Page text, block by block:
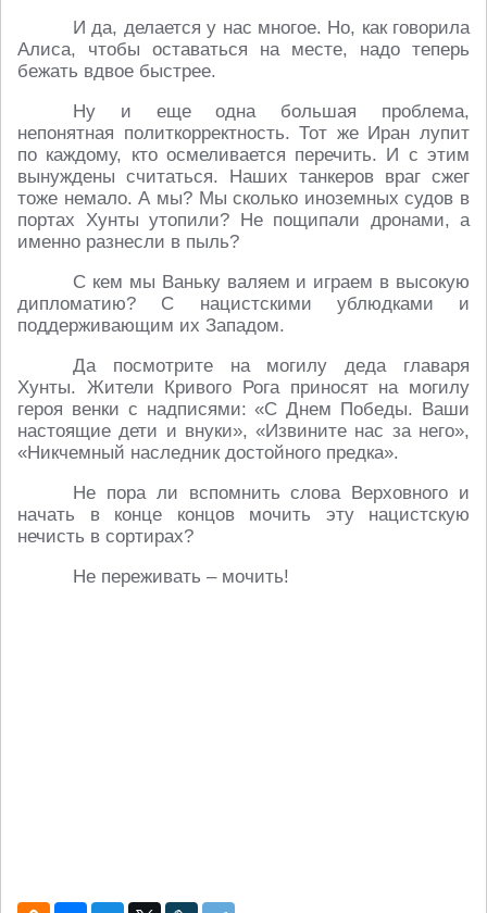
И да, делается у нас многое. Но, как говорила
Алиса, чтобы оставаться на месте, надо теперь
бежать вдвое быстрее.
Ну и еще одна большая проблема,
непонятная политкорректность. Тот же Иран лупит
по каждому, кто осмеливается перечить. И с этим
вынуждены считаться. Наших танкеров враг сжег
тоже немало. А мы? Мы сколько иноземных судов в
портах Хунты утопили? Не пощипали дронами, а
именно разнесли в пыль?
С кем мы Ваньку валяем и играем в высокую
дипломатию? С нацистскими ублюдками и
поддерживающим их Западом.
Да посмотрите на могилу деда главаря
Хунты. Жители Кривого Рога приносят на могилу
героя венки с надписями: «С Днем Победы. Ваши
настоящие дети и внуки», «Извините нас за него»,
«Никчемный наследник достойного предка».
Не пора ли вспомнить слова Верховного и
начать в конце концов мочить эту нацистскую
нечисть в сортирах?
Не переживать – мочить!